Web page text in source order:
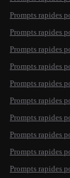
Prompts rapides
Prompts rapides
Prompts rapides
Prompts rapides
Prompts rapides
Prompts rapides
Prompts rapides
Prompts rapides
Prompts rapides
Prompts rapides